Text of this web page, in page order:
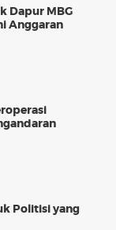
Dapur MBG
Anggaran
Politisi yang